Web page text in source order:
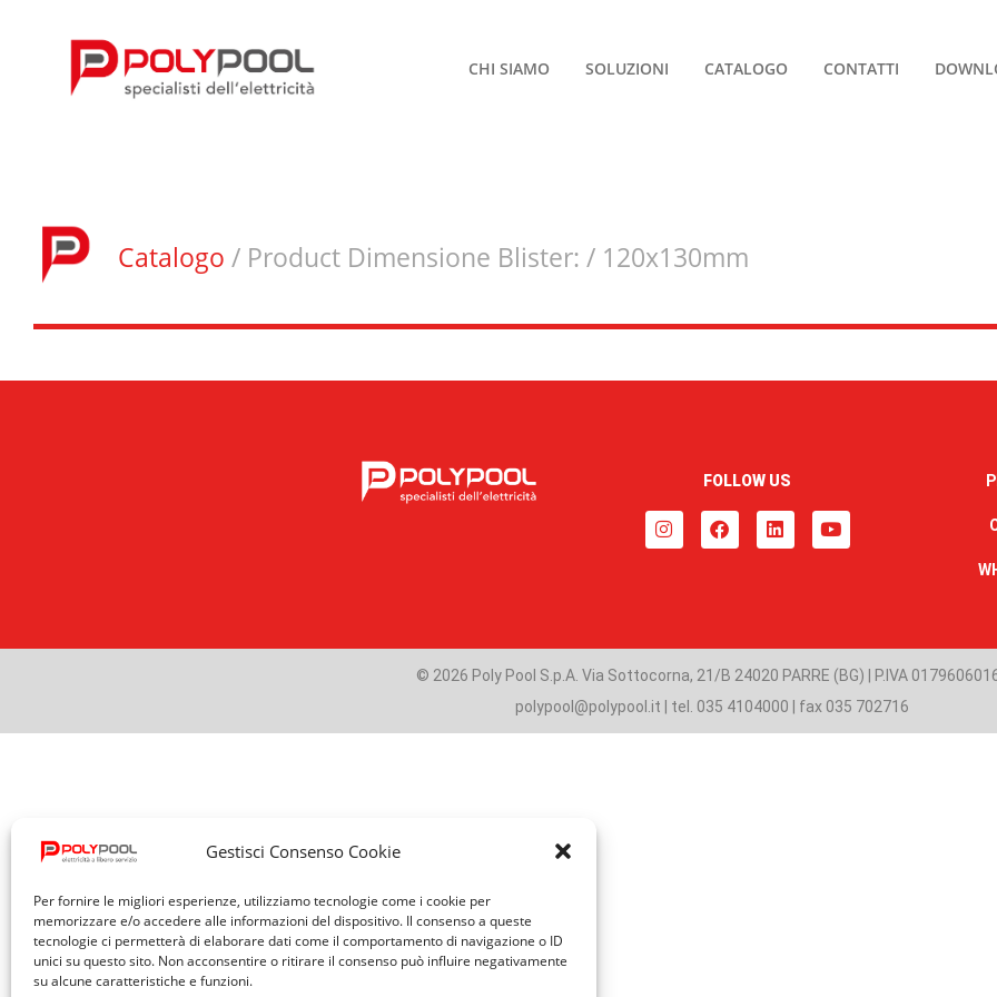
Gestisci Consenso Cookie
Per fornire le migliori esperienze, utilizziamo tecnologie come i cookie per
memorizzare e/o accedere alle informazioni del dispositivo. Il consenso a queste
tecnologie ci permetterà di elaborare dati come il comportamento di navigazione o ID
unici su questo sito. Non acconsentire o ritirare il consenso può influire negativamente
su alcune caratteristiche e funzioni.
CHI SIAMO SOLUZIONI CATALOGO CONTATTI
Catalogo / Product Dimensione Blister: / 120x130mm
FOLLOW US
© 2026 Poly Pool S.p.A. Via Sottocorna, 21/B 24020 PARRE (BG) | P.IVA
polypool@polypool.it | tel. 035 4104000 | fax 035 702716